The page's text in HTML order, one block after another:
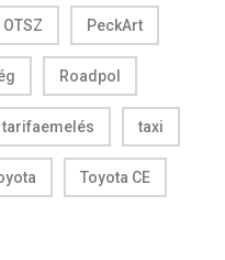
OTSZ PeckArt
Roadpol
tarifaemelés taxi
Toyota CE